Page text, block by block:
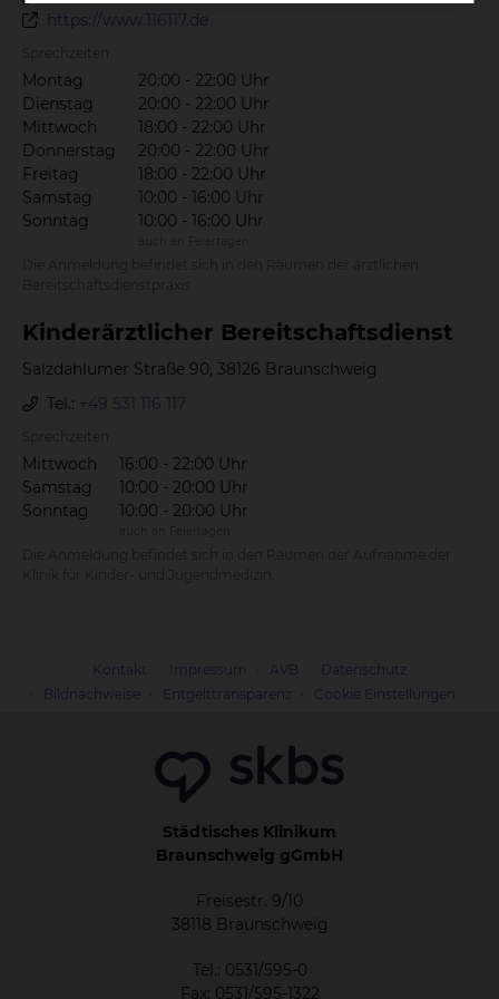
https://www.116117.de
Montag
20:00 - 22:00 Uhr
Dienstag
20:00 - 22:00 Uhr
Mittwoch
18:00 - 22:00 Uhr
Donnerstag
20:00 - 22:00 Uhr
Freitag
18:00 - 22:00 Uhr
Samstag
10:00 - 16:00 Uhr
Sonntag
10:00 - 16:00 Uhr
Kin­der­ärzt­li­cher Be­reit­schafts­dienst
Salzdahlumer Straße 90, 38126 Braunschweig
Tel.: +49 531 116 117
Mittwoch
16:00 - 22:00 Uhr
Samstag
10:00 - 20:00 Uhr
Sonntag
10:00 - 20:00 Uhr
Kontakt Impressum AVB
Datenschutz
Bildnachweise
Entgelttransparenz Cookie Einstellungen
Städtisches Klinikum
Braunschweig gGmbH
Freisestr. 9/10
38118 Braunschweig
Tel.: 0531/595-0
Fax: 0531/595-1322